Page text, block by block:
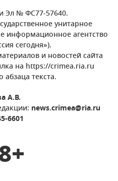
Эл № ФС77-57640.
унитарное
информационное агентство
сегодня»).
и новостей сайта
на https://crimea.ria.ru
текста.
А.В.
news.crimea@ria.ru
6601